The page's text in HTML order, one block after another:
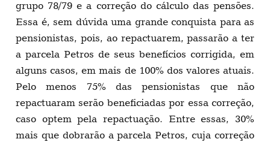
grupo 78/79 e a correção do cálculo das pensões.
Essa é, sem dúvida uma grande conquista para as
pensionistas, pois, ao repactuarem, passarão a ter
a parcela Petros de seus benefícios corrigida, em
alguns casos, em mais de 100% dos valores atuais.
Pelo menos 75% das pensionistas que não
repactuaram serão beneficiadas por essa correção,
caso optem pela repactuação. Entre essas, 30%
mais que dobrarão a parcela Petros, cuja correção